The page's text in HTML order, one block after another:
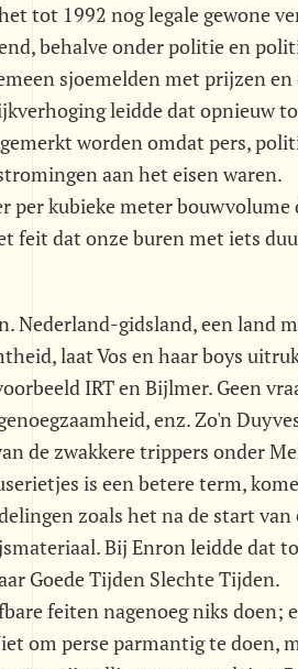
tot 1992 nog legale gewone
behalve onder politie en
sjoemelden met prijzen en
leidde dat opnieuw
worden omdat pers,
aan het eisen waren.
per kubieke meter bouwvolume
feit dat onze buren met iets
Nederland-gidsland, een land
laat Vos en haar boys
IRT en Bijlmer. Geen
enz. Zo'n
de zwakkere trippers onder
is een betere term,
zoals het na de start van
Bij Enron leidde dat
Goede Tijden Slechte Tijden.
feiten nagenoeg niks doen;
om perse parmantig te doen,